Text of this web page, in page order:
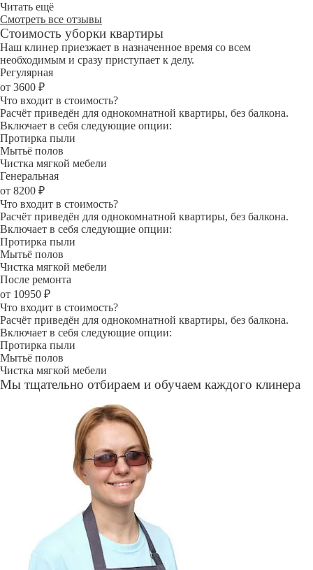
Читать ещё
Смотреть все отзывы
Стоимость уборки квартиры
Наш клинер приезжает в назначенное время со всем
необходимым и сразу приступает к делу.
Регулярная
от 3600 ₽
Что входит в стоимость?
Расчёт приведён для однокомнатной квартиры, без балкона.
Включает в себя следующие опции:
Протирка пыли
Мытьё полов
Чистка мягкой мебели
Генеральная
от 8200 ₽
Что входит в стоимость?
Расчёт приведён для однокомнатной квартиры, без балкона.
Включает в себя следующие опции:
Протирка пыли
Мытьё полов
Чистка мягкой мебели
После ремонта
от 10950 ₽
Что входит в стоимость?
Расчёт приведён для однокомнатной квартиры, без балкона.
Включает в себя следующие опции:
Протирка пыли
Мытьё полов
Чистка мягкой мебели
Мы тщательно отбираем и обучаем каждого клинера